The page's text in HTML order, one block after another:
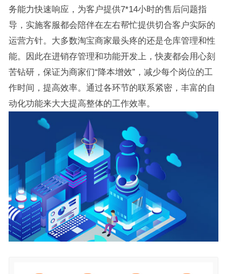
务能力快速响应，为客户提供7*14小时的售后问题指
导，实施客服都会陪伴在左右帮忙提供切合客户实际的
运营方针。大多数淘宝商家最头疼的还是仓库管理和性
能。因此在进销存管理和功能开发上，快麦都会用心刻
苦钻研，保证为商家们“降本增效”，减少每个岗位的工
作时间，提高效率。通过各环节的联系紧密，丰富的自
动化功能来大大提高整体的工作效率。